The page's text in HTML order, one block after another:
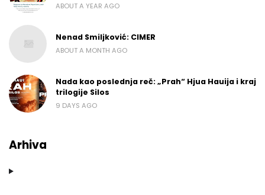
ABOUT A YEAR AGO
Nenad Smiljković: CIMER
ABOUT A MONTH AGO
Nada kao poslednja reč: „Prah“ Hjua Hauija i kraj
trilogije Silos
9 DAYS AGO
Arhiva